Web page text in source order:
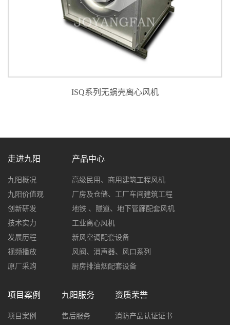
JDF静音管道风机
走进九阳
九阳概况
九阳价值观
创新研发
技术实力
发展历程
视频播放
原厂采购
产品中心
高级民用、商用建筑工程风机
厂房及仓储、工厂车间建筑工程
地铁 、隧道、地下管廊配套风机
工业离心风机
新风空调配套设备
风阀、消声器、风口系列
厨房排油烟配套设备
项目案例
项目案例
九阳服务
售后服务
资质荣誉
消防产品认证证书